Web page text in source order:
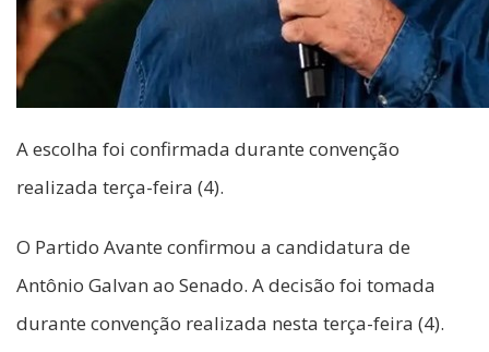
A escolha foi confirmada durante convenção
realizada terça-feira (4).
O Partido Avante confirmou a candidatura de
Antônio Galvan ao Senado. A decisão foi tomada
durante convenção realizada nesta terça-feira (4).